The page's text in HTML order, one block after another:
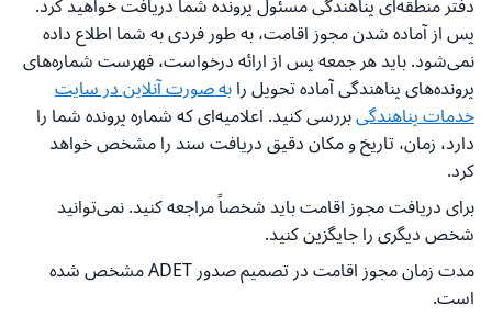
پس از آماده شدن مجوز اقامت، به طور فردی به شما اطلاع داده
نمی‌شود. باید هر جمعه پس از ارائه درخواست، فهرست شماره‌های
پرونده‌های پناهندگی آماده تحویل رابه صورت آنلاین در سایت
خدمات پناهندگیبررسی کنید. اعلامیه‌ای که شماره پرونده شما را
دارد، زمان، تاریخ و مکان دقیق دریافت سند را مشخص خواهد
کرد.
برای دریافت مجوز اقامت باید شخصاً مراجعه کنید. نمی‌توانید
شخص دیگری را جایگزین کنید.
مدت زمان مجوز اقامت در تصمیم صدور ADET مشخص شده
است.